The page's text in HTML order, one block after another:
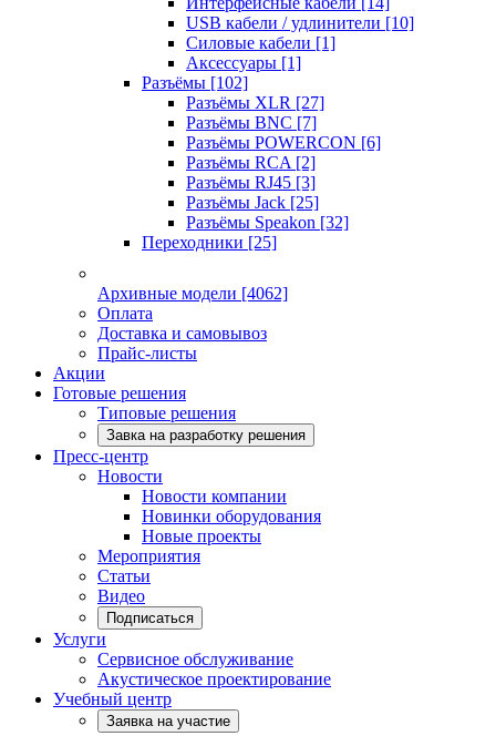
USB кабели / удлинители [10]
Силовые кабели [1]
Аксессуары [1]
Разъёмы [102]
Разъёмы XLR [27]
Разъёмы BNC [7]
Разъёмы POWERCON [6]
Разъёмы RCA [2]
Разъёмы RJ45 [3]
Разъёмы Jack [25]
Разъёмы Speakon [32]
Переходники [25]
Архивные модели [4062]
Оплата
Доставка и самовывоз
Прайс-листы
Акции
Готовые решения
Типовые решения
Завка на разработку решения
Пресс-центр
Новости
Новости компании
Новинки оборудования
Новые проекты
Мероприятия
Статьи
Видео
Подписаться
Услуги
Сервисное обслуживание
Акустическое проектирование
Учебный центр
Заявка на участие